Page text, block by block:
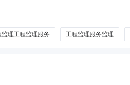
监理工程监理服务 工程监理服务监理